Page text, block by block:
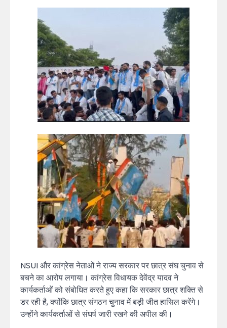
NSUI और कांग्रेस नेताओं ने राज्य सरकार पर छात्र संघ चुनाव से
बचने का आरोप लगाया। कांग्रेस विधायक देवेंद्र यादव ने
कार्यकर्ताओं को संबोधित करते हुए कहा कि सरकार छात्र शक्ति से
डर रही है, क्योंकि छात्र संगठन चुनाव में बड़ी जीत हासिल करेंगे।
उन्होंने कार्यकर्ताओं से संघर्ष जारी रखने की अपील की।